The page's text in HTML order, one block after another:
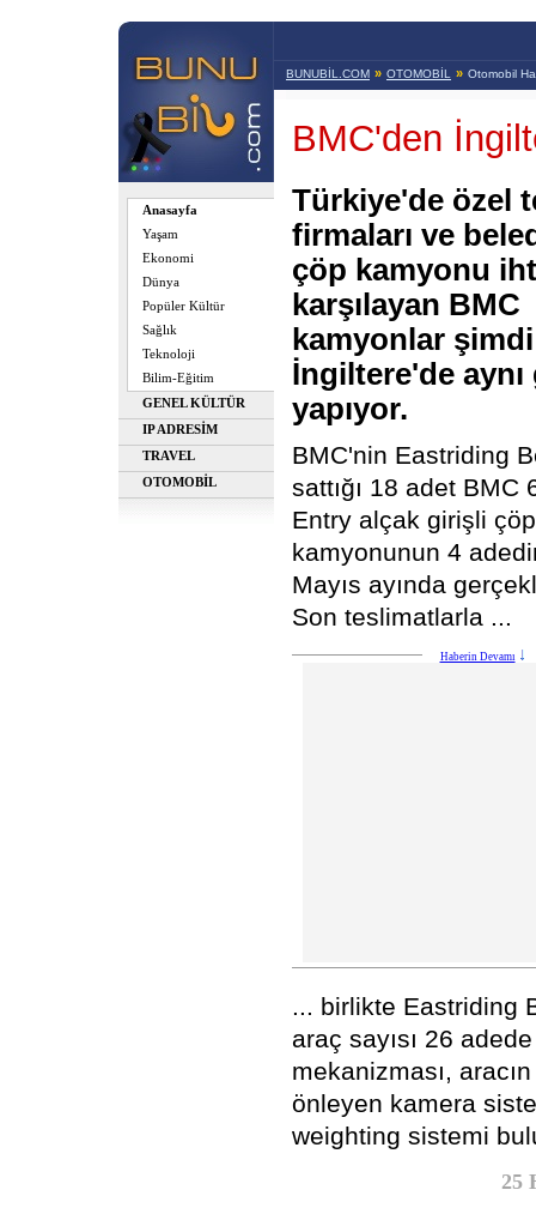
Anasayfa
Yaşam
Ekonomi
Dünya
Popüler Kültür
Sağlık
Teknoloji
Bilim-Eğitim
GENEL KÜLTÜR
IP ADRESİM
TRAVEL
OTOMOBİL
BUNUBİL.COM » OTOMOBİL » Otomobil
BMC'den
Türkiye'de özel
firmaları ve
çöp kamyonu
karşılayan BMC
kamyonlar
İngiltere'de aynı
yapıyor.
BMC'nin Eastriding
sattığı 18 adet BMC
Entry alçak girişli çöp
kamyonunun 4
Mayıs ayında
Son teslimatlarla ...
Haberin Devamı
... birlikte Eastriding
araç sayısı 26
mekanizması,
önleyen kamera
weighting sistemi
25